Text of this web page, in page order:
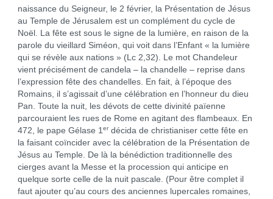
naissance du Seigneur, le 2 février, la Présentation de Jésus
au Temple de Jérusalem est un complément du cycle de
Noël. La fête est sous le signe de la lumière, en raison de la
parole du vieillard Siméon, qui voit dans l’Enfant « la lumière
qui se révèle aux nations » (Lc 2,32). Le mot Chandeleur
vient précisément de candela – la chandelle – reprise dans
l’expression fête des chandelles. En fait, à l’époque des
Romains, il s’agissait d’une célébration en l’honneur du dieu
Pan. Toute la nuit, les dévots de cette divinité païenne
parcouraient les rues de Rome en agitant des flambeaux. En
472, le pape Gélase 1erdécida de christianiser cette fête en
la faisant coïncider avec la célébration de la Présentation de
Jésus au Temple. De là la bénédiction traditionnelle des
cierges avant la Messe et la procession qui anticipe en
quelque sorte celle de la nuit pascale. (Pour être complet il
faut ajouter qu’au cours des anciennes lupercales romaines,